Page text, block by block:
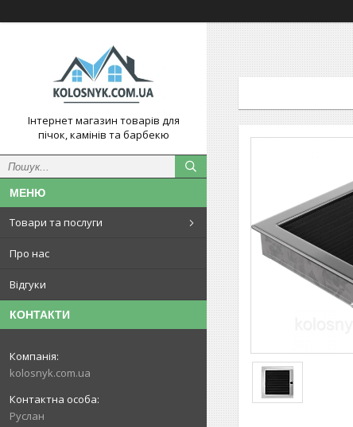
Інтернет магазин товарів для
пічок, камінів та барбекю
Товари та послуги
Про нас
Відгуки
КОНТАКТИ
kolosnyk.com.ua
Руслан